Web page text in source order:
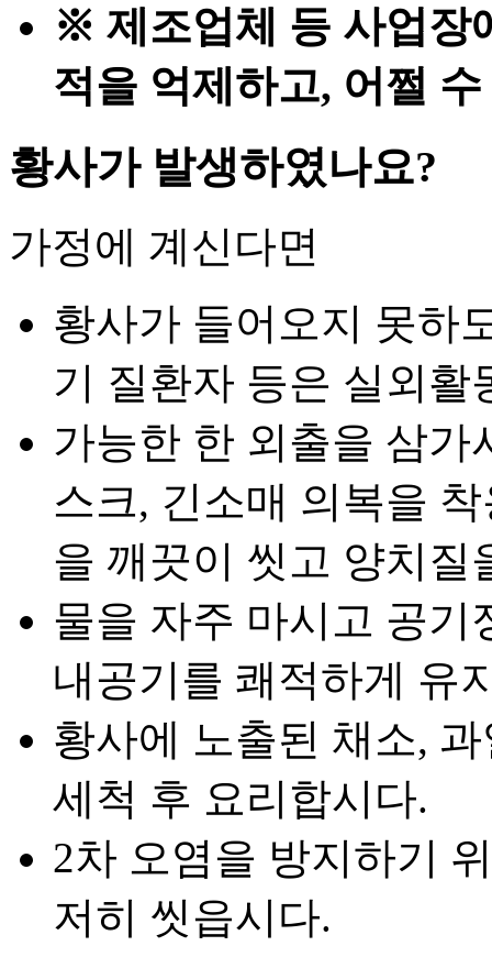
※ 제조업체 등 사업장
적을 억제하고, 어쩔
황사가 발생하였나요?
가정에 계신다면
황사가 들어오지 못하
기 질환자 등은 실외활
가능한 한 외출을 삼가
스크, 긴소매 의복을
을 깨끗이 씻고 양치질
물을 자주 마시고 공기
내공기를 쾌적하게 유
황사에 노출된 채소,
세척 후 요리합시다.
2차 오염을 방지하기
저히 씻읍시다.